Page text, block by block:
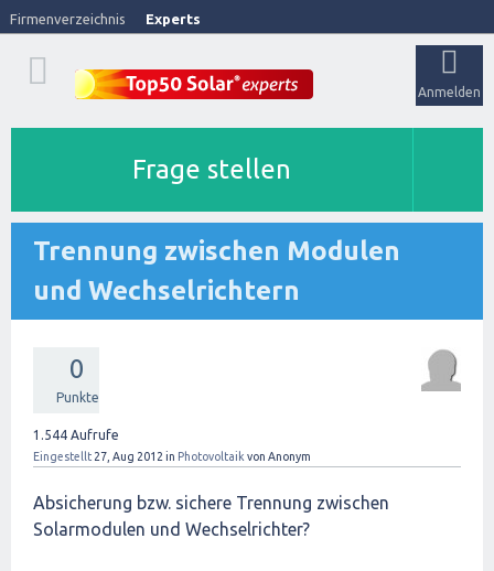
Firmenverzeichnis Experts
Anmelden
Frage stellen
Trennung zwischen Modulen
und Wechselrichtern
0
Punkte
1.544 Aufrufe
Eingestellt 27, Aug 2012 in Photovoltaik von Anonym
Absicherung bzw. sichere Trennung zwischen
Solarmodulen und Wechselrichter?